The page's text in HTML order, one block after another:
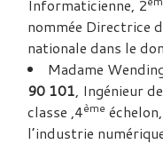
Informaticienne, 2
nommée Directrice
nationale dans le
Madame
90 101, Ingénieur
classe ,4ème
l’industrie